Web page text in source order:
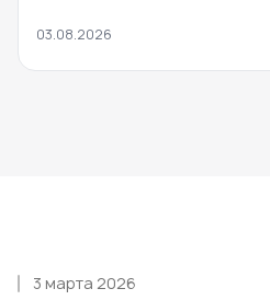
03.08.2026
3 марта 2026